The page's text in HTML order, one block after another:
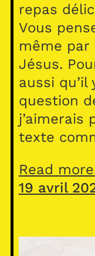
repas
Vous
même par
Jésus.
aussi qu’il
question
j’aimerais
texte
Read
19 avril